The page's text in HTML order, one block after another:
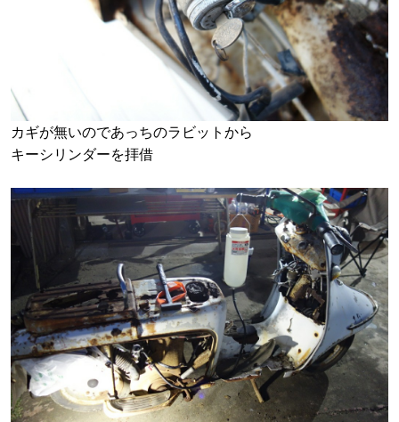
カギが無いのであっちのラビットから
キーシリンダーを拝借